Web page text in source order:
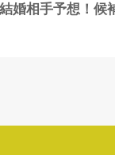
婚相手予想！候